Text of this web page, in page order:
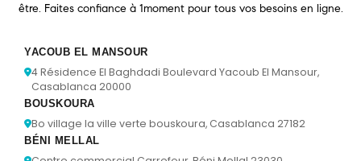
être. Faites confiance à 1moment pour tous vos besoins en ligne.
YACOUB EL MANSOUR
4 Résidence El Baghdadi Boulevard Yacoub El Mansour,
Casablanca 20000
BOUSKOURA
Bo village la ville verte bouskoura, Casablanca 27182
BÉNI MELLAL